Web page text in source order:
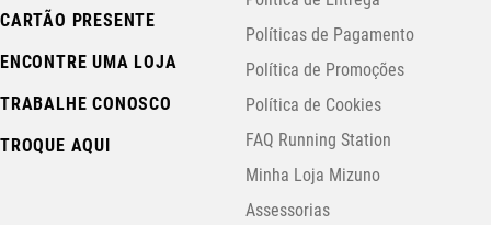
CARTÃO PRESENTE
ENCONTRE UMA LOJA
TRABALHE CONOSCO
TROQUE AQUI
Políticas de Pagamento
Política de Promoções
Política de Cookies
FAQ Running Station
Minha Loja Mizuno
Assessorias